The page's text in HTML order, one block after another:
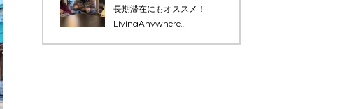
長期滞在にもオススメ！
LivingAnywhere